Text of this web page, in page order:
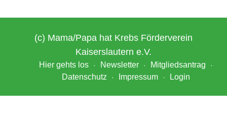
(c) Mama/Papa hat Krebs Förderverein
Kaiserslautern e.V.
Hier gehts los Newsletter
Mitgliedsantrag
Datenschutz
Impressum Login
Archiv 2015